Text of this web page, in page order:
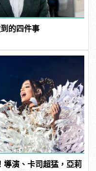
的四件事
導演、卡司超猛，亞莉